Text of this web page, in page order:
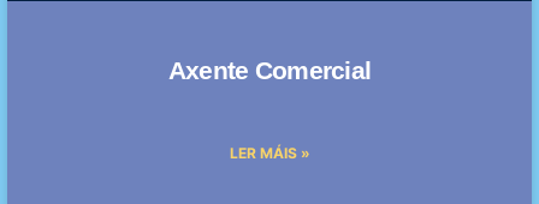
Axente Comercial
LER MÁIS »